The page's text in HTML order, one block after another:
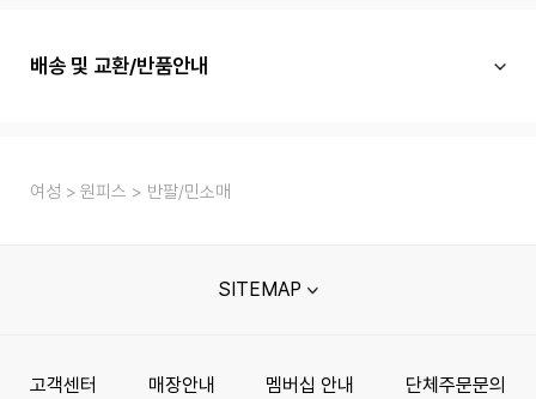
배송 및 교환/반품안내
여성 원피스 반팔/민소매
SITEMAP
고객센터 매장안내 멤버십 안내 단체주문문의